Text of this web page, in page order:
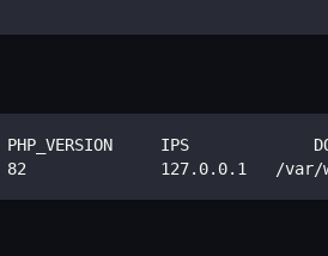
IPS
127.0.0.1   /var/www/